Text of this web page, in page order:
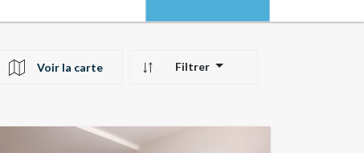
Voir la carte Filtrer